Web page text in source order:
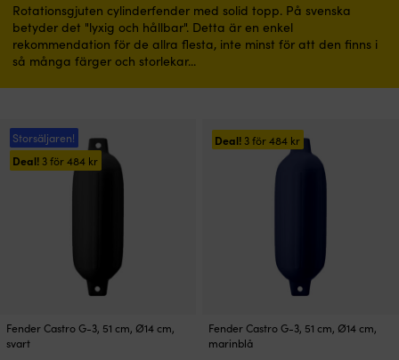
Rotationsgjuten cylinderfender med solid topp. På svenska
betyder det "lyxig och hållbar". Detta är en enkel
rekommendation för de allra flesta, inte minst för att den finns i
så många färger och storlekar...
Storsäljaren!
Deal!3 för484 kr
Fender Castro G-3, 51 cm, Ø14 cm,
svart
Deal!3 för484 kr
Fender Castro G-3, 51 cm, Ø14 cm,
marinblå